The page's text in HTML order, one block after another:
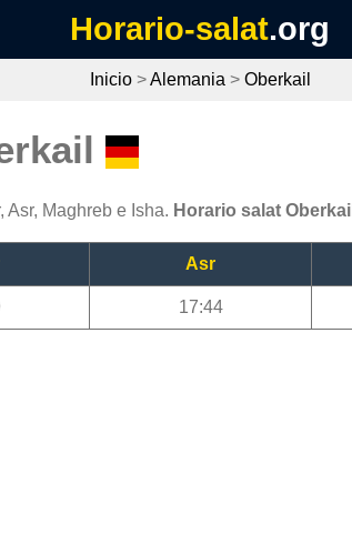
Horario-salat.org
Inicio>Alemania > Oberkail
Maghreb e Isha. Horario salat Oberkail
Asr
17:44